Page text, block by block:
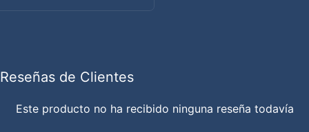
Reseñas de Clientes
Este producto no ha recibido ninguna reseña todavía